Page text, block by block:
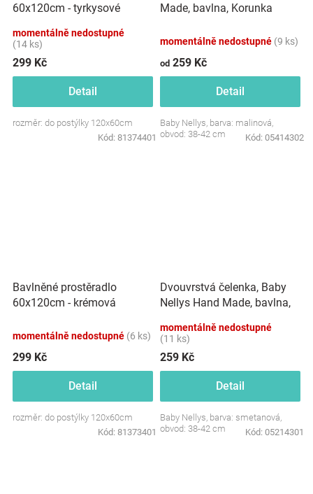
60x120cm - tyrkysové
momentálně nedostupné
(14 ks)
299 Kč
Detail
rozměr: do postýlky 120x60cm
Kód: 81374401
Made, bavlna, Korunka
momentálně nedostupné (9 ks)
od 259 Kč
Detail
Baby Nellys, barva: malinová,
obvod: 38-42 cm
Kód: 05414302
Bavlněné prostěradlo
60x120cm - krémová
momentálně nedostupné (6 ks)
299 Kč
Detail
rozměr: do postýlky 120x60cm
Kód: 81373401
Dvouvrstvá čelenka, Baby
Nellys Hand Made, bavlna,
80/98
momentálně nedostupné
(11 ks)
259 Kč
Detail
Baby Nellys, barva: smetanová,
obvod: 38-42 cm
Kód: 05214301